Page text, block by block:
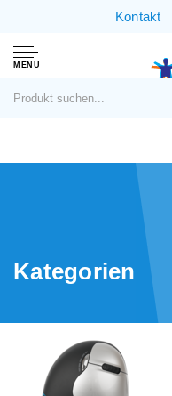
Kontakt
MENU
Kategorien